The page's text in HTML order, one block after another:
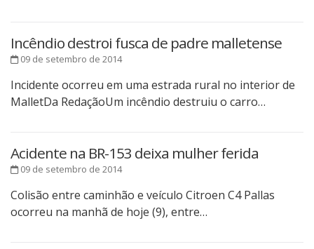
Incêndio destroi fusca de padre malletense
09 de setembro de 2014
Incidente ocorreu em uma estrada rural no interior de
MalletDa RedaçãoUm incêndio destruiu o carro…
Acidente na BR-153 deixa mulher ferida
09 de setembro de 2014
Colisão entre caminhão e veículo Citroen C4 Pallas
ocorreu na manhã de hoje (9), entre…